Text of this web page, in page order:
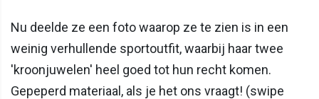
Nu deelde ze een foto waarop ze te zien is in een
weinig verhullende sportoutfit, waarbij haar twee
'kroonjuwelen' heel goed tot hun recht komen.
Gepeperd materiaal, als je het ons vraagt! (swipe